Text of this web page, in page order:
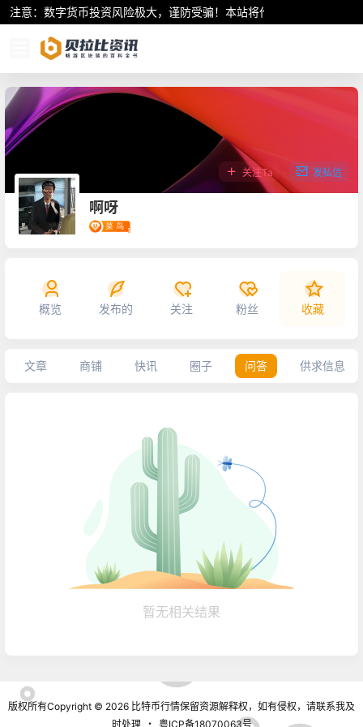
注意：数字货币投资风险极大，谨防受骗！本站将作为行业资讯共享
啊呀
关注Ta 发私信
概览 发布的 关注 粉丝 收藏
文章 商铺 快讯 圈子 问答 供求信息
暂无相关结果
版权所有Copyright © 2026 比特币行情保留资源解释权，如有侵权，请联系我及
时处理
・ 粤ICP备18070063号